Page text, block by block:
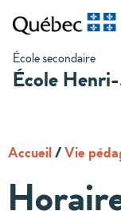
École secondaire
École
Accueil/Vie